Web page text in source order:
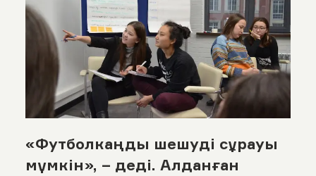
«Футболкаңды шешуді сұрауы
мүмкін», – деді. Алданған